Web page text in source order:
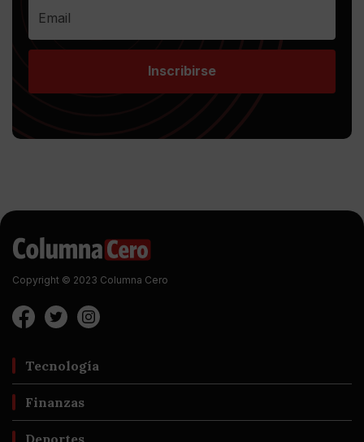
Inscribirse
Copyright © 2023 Columna Cero
Tecnología
Finanzas
Deportes